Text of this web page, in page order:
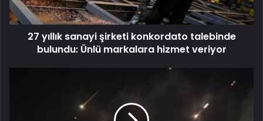
27 yıllık sanayi şirketi konkordato talebinde
bulundu: Ünlü markalara hizmet veriyor